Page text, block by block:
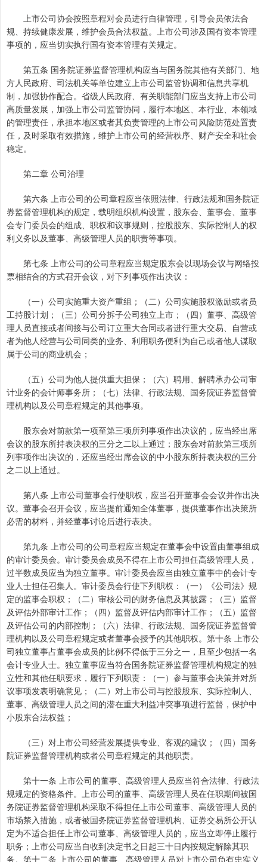
上市公司协会按照章程对会员进行自律管理，引导会员依法合
规、持续健康发展，维护会员合法权益。上市公司涉及国有资本管理
事项的，应当切实执行国有资本管理有关规定。
第五条 国务院证券监督管理机构应当与国务院其他有关部门、地
方人民政府、司法机关等单位建立上市公司监管协调和信息共享机
制，加强协作配合。省级人民政府、有关职能部门应当支持上市公司
高质量发展，加强上市公司监管协同，履行本地区、本行业、本领域
的管理责任，承担本地区或者其负责管理的上市公司风险防范处置责
任，及时采取有效措施，维护上市公司的经营秩序、财产安全和社会
稳定。
第二章 公司治理
第六条 上市公司的公司章程应当依照法律、行政法规和国务院证
券监督管理机构的规定，载明组织机构设置，股东会、董事会、董事
会专门委员会的组成、职权和议事规则，控股股东、实际控制人的权
利义务以及董事、高级管理人员的职责等事项。
第七条 上市公司的公司章程应当规定股东会以现场会议与网络投
票相结合的方式召开会议，对下列事项作出决议：
（一）公司实施重大资产重组；（二）公司实施股权激励或者员
工持股计划；（三）公司分拆子公司独立上市；（四）董事、高级管
理人员直接或者间接与公司订立重大合同或者进行重大交易、自营或
者为他人经营与公司同类的业务、利用职务便利为自己或者他人谋取
属于公司的商业机会；
（五）公司为他人提供重大担保；（六）聘用、解聘承办公司审
计业务的会计师事务所；（七）法律、行政法规、国务院证券监督管
理机构以及公司章程规定的其他事项。
股东会对前款第一项至第三项所列事项作出决议的，应当经出席
会议的股东所持表决权的三分之二以上通过；股东会对前款第三项所
列事项作出决议的，还应当经出席会议的中小股东所持表决权的三分
之二以上通过。
第八条 上市公司董事会行使职权，应当召开董事会会议并作出决
议。董事会召开会议，应当提前通知全体董事，提供董事作出决策所
必需的材料，并经董事讨论后进行表决。
第九条 上市公司的公司章程应当规定在董事会中设置由董事组成
的审计委员会。审计委员会成员不得在上市公司担任高级管理人员，
过半数成员应当为独立董事。审计委员会应当由独立董事中的会计专
业人士担任召集人。审计委员会行使下列职权：（一）《公司法》规
定的监事会职权；（二）审核公司的财务信息及其披露；（三）监督
及评估外部审计工作；（四）监督及评估内部审计工作；（五）监督
及评估公司的内部控制；（六）法律、行政法规、国务院证券监督管
理机构以及公司章程规定或者董事会授予的其他职权。第十条 上市公
司独立董事占董事会成员的比例不得低于三分之一，且至少包括一名
会计专业人士。独立董事应当符合国务院证券监督管理机构规定的独
立性和其他任职要求，履行下列职责：（一）参与董事会决策并对所
议事项发表明确意见；（二）对上市公司与控股股东、实际控制人、
董事、高级管理人员之间的潜在重大利益冲突事项进行监督，保护中
小股东合法权益；
（三）对上市公司经营发展提供专业、客观的建议；（四）国务
院证券监督管理机构或者公司章程规定的其他职责。
第十一条 上市公司的董事、高级管理人员应当符合法律、行政法
规规定的资格条件。上市公司的董事、高级管理人员在任职期间被国
务院证券监督管理机构采取不得担任上市公司董事、高级管理人员的
市场禁入措施，或者被国务院证券监督管理机构、证券交易所公开认
定为不适合担任上市公司董事、高级管理人员的，应当立即停止履行
职务；上市公司应当自收到决定书之日起三十日内按规定解除其职
务。第十二条 上市公司的董事、高级管理人员对上市公司负有忠实义